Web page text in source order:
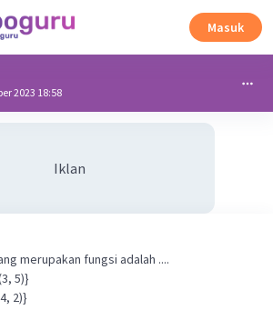
Masuk
2023 18:58
Iklan
merupakan fungsi adalah ....
5)}
2)}